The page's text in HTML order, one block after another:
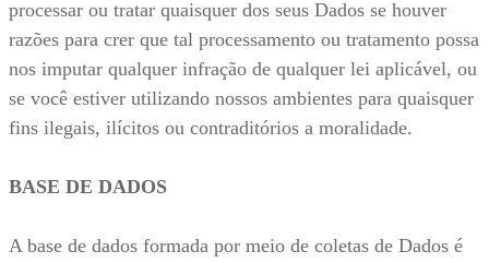
processar ou tratar quaisquer dos seus Dados se houver
razões para crer que tal processamento ou tratamento possa
nos imputar qualquer infração de qualquer lei aplicável, ou
se você estiver utilizando nossos ambientes para quaisquer
fins ilegais, ilícitos ou contraditórios a moralidade.
BASE DE DADOS
A base de dados formada por meio de coletas de Dados é